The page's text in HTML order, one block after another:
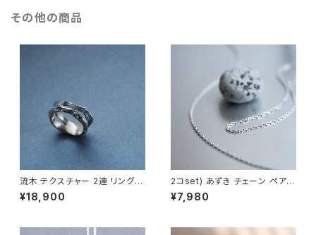
その他の商品
流木 テクスチャー 2連 リング
シルバー925 メンズ ユニセック
ス
¥18,900
2コset) あずき チェーン ペア
ネックレス シルバー925
¥7,980